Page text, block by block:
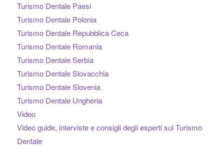
Turismo Dentale Paesi
Turismo Dentale Polonia
Turismo Dentale Repubblica Ceca
Turismo Dentale Romania
Turismo Dentale Serbia
Turismo Dentale Slovacchia
Turismo Dentale Slovenia
Turismo Dentale Ungheria
Video
Video guide, interviste e consigli degli esperti sul Turismo
Dentale